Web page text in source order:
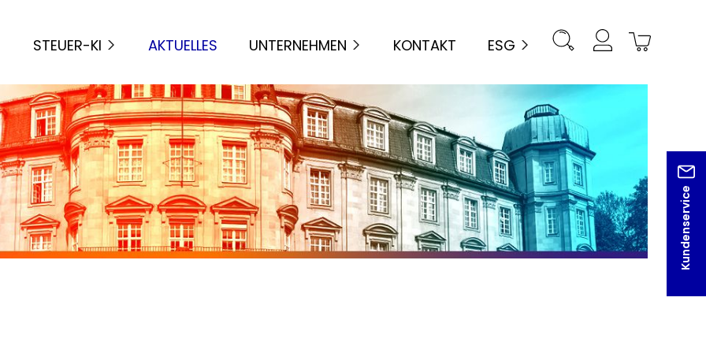
STEUER-KI AKTUELLES UNTERNEHMEN KONTAKT ESG
Kundenservice